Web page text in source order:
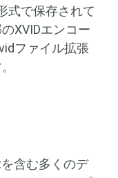
式で保存されて
XVIDエンコー
ファイル拡張
含む多くのデ